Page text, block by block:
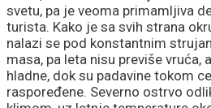
svetu, pa je veoma primamljiva
turista. Kako je sa svih strana
nalazi se pod konstantnim
masa, pa leta nisu previše vruća,
hladne, dok su padavine tokom
raspoređene. Severno ostrvo